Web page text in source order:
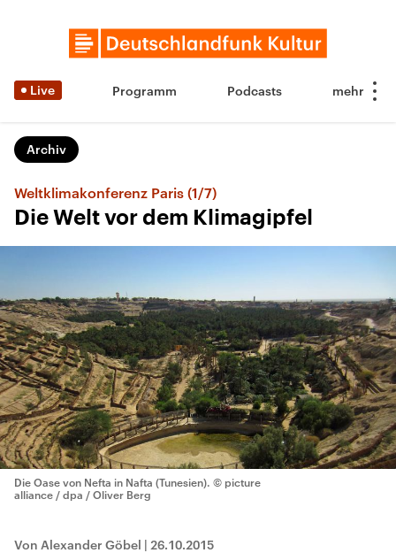
Live Programm Podcasts
Archiv
Weltklimakonferenz Paris (1/7)
Die Welt vor dem Klimagipfel
Die Oase von Nefta in Nafta (Tunesien). © picture
alliance / dpa / Oliver Berg
Von Alexander Göbel | 26.10.2015